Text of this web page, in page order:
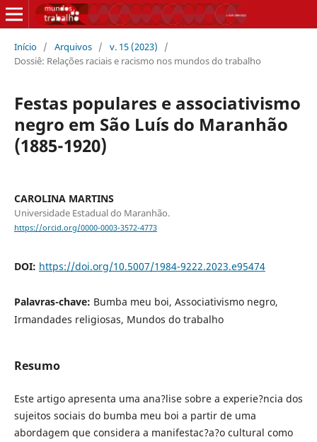
Início / Arquivos / v. 15 (2023)
/
Dossiê: Relações raciais e racismo nos mundos do trabalho
Festas populares e associativismo
negro em São Luís do Maranhão
(1885-1920)
CAROLINA MARTINS
Universidade Estadual do Maranhão.
https://orcid.org/0000-0003-3572-4773
DOI: https://doi.org/10.5007/1984-9222.2023.e95474
Palavras-chave: Bumba meu boi, Associativismo negro,
Irmandades religiosas, Mundos do trabalho
Resumo
Este artigo apresenta uma ana?lise sobre a experie?ncia dos
sujeitos sociais do bumba meu boi a partir de uma
abordagem que considera a manifestac?a?o cultural como